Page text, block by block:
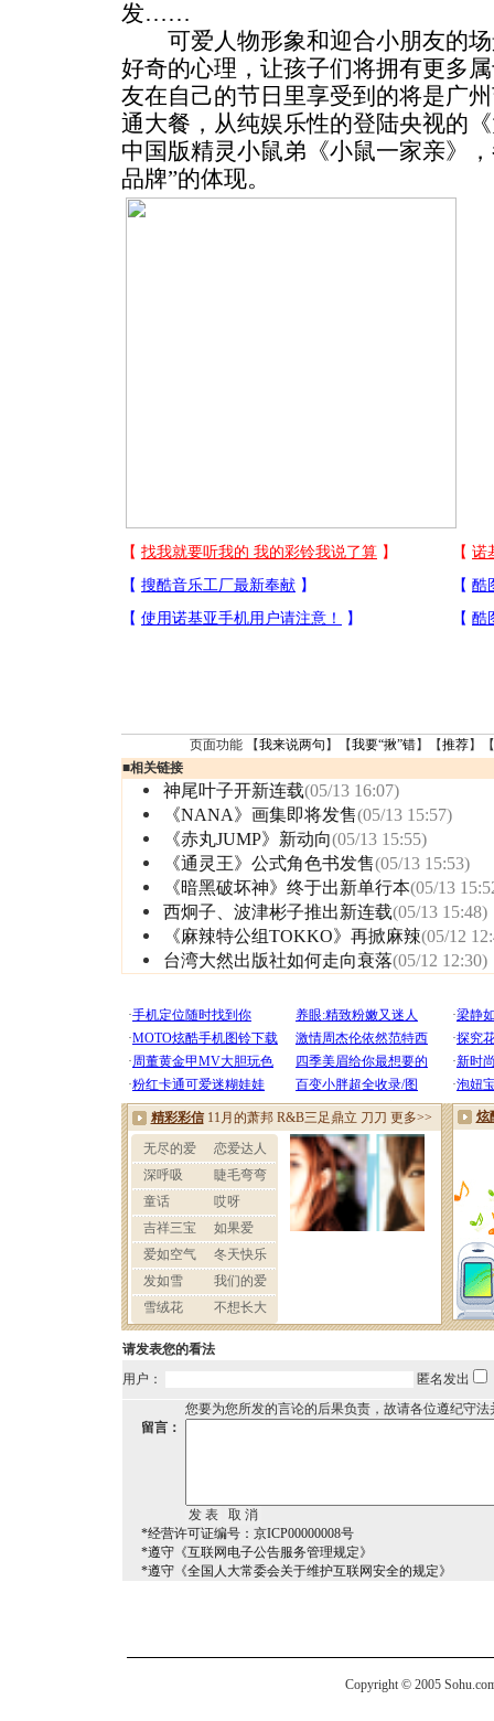
发……
可爱人物形象和迎合小朋友的场
好奇的心理，让孩子们将拥有更多
友在自己的节日里享受到的将是广
通大餐，从纯娱乐性的登陆央视的
中国版精灵小鼠弟《小鼠一家亲》
品牌”的体现。
页面功能 【我来说两句 】【我要“揪”错】【推荐】
■相关链接
神尾叶子开新连载(05/13 16:07)
《NANA》画集即将发售(05/13 15:57)
《赤丸JUMP》新动向(05/13 15:55)
《通灵王》公式角色书发售(05/13 15:53)
《暗黑破坏神》终于出新单行本(05/13
西炯子、波津彬子推出新连载(05/13 15:48)
《麻辣特公组TOKKO》再掀麻辣(05/12
台湾大然出版社如何走向衰落(05/12 12:30)
请发表您的看法
用户：
匿名发出
您要为您所发的言论的后果负责，故请各位遵纪守
留言：
*经营许可证编号：京ICP00000008号
*遵守《互联网电子公告服务管理规定》
*遵守《全国人大常委会关于维护互联网安全的规定》
Copyright © 2005